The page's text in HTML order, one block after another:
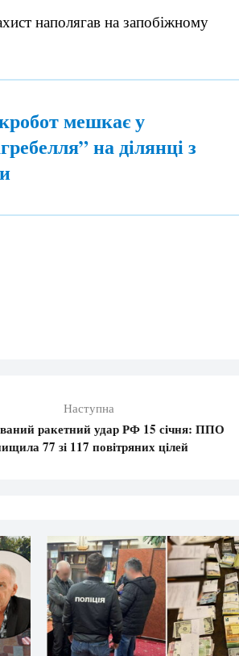
наполягав на запобіжному
мешкає у
на ділянці з
Наступна
ракетний удар РФ 15 січня: ППО
77 зі 117 повітряних цілей